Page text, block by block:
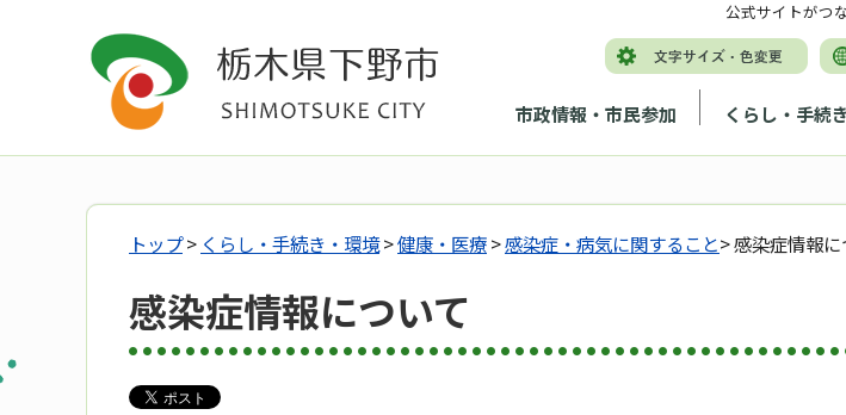
市政情報・市民参加 くらし・手続
公式サイトがつ
トップ> くらし・手続き・環境>健康・医療>感染症・病気に関すること> 感染症情報
感染症情報について